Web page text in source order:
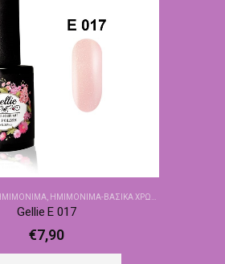
, ΗΜΙΜΌΝΙΜΑ-ΒΑΣΙΚΆ ΧΡΏΜΑΤΑ
Gellie E 017
€7,90